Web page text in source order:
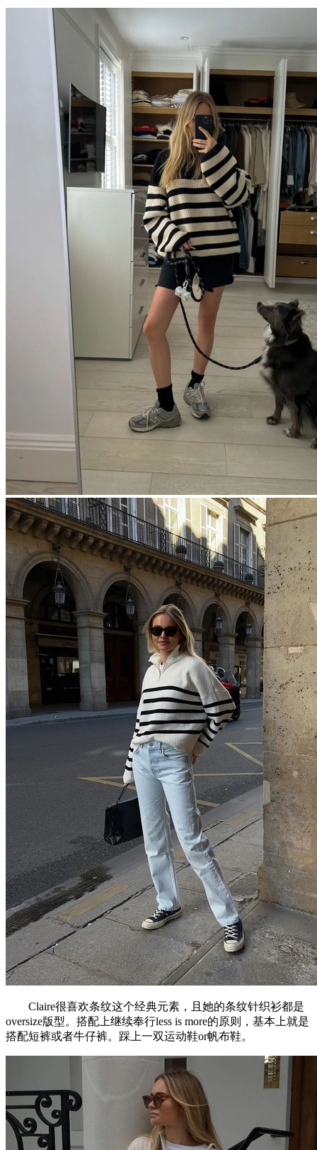
Claire很喜欢条纹这个经典元素，且她的条纹针织衫都是
oversize版型。搭配上继续奉行less is more的原则，基本上就是
搭配短裤或者牛仔裤。踩上一双运动鞋or帆布鞋。